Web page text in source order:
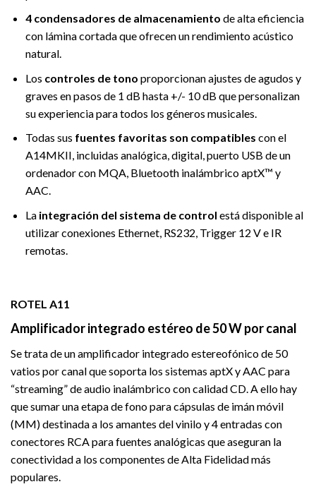
4 condensadores de almacenamiento de alta eficiencia
con lámina cortada que ofrecen un rendimiento acústico
natural.
Los controles de tono proporcionan ajustes de agudos y
graves en pasos de 1 dB hasta +/- 10 dB que personalizan
su experiencia para todos los géneros musicales.
Todas sus fuentes favoritas son compatibles con el
A14MKII, incluidas analógica, digital, puerto USB de un
ordenador con MQA, Bluetooth inalámbrico aptX™ y
AAC.
La integración del sistema de control está disponible al
utilizar conexiones Ethernet, RS232, Trigger 12 V e IR
remotas.
ROTEL A11
Amplificador integrado estéreo de 50 W por canal
Se trata de un amplificador integrado estereofónico de 50
vatios por canal que soporta los sistemas aptX y AAC para
“streaming” de audio inalámbrico con calidad CD. A ello hay
que sumar una etapa de fono para cápsulas de imán móvil
(MM) destinada a los amantes del vinilo y 4 entradas con
conectores RCA para fuentes analógicas que aseguran la
conectividad a los componentes de Alta Fidelidad más
populares.